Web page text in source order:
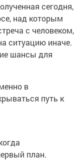
сегодня,
над которым
с человеком,
ситуацию иначе.
шансы для
в
путь к
план.